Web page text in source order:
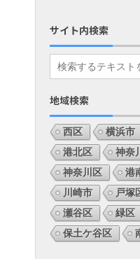
サイト内検索
地域検索
西区 横浜市
港北区
神奈
神奈川区
港
川崎市
戸塚
瀬谷区
緑区
保土ケ谷区